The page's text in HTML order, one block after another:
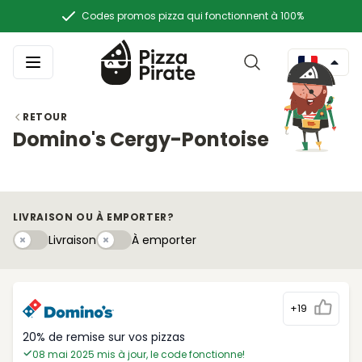
Codes promos pizza qui fonctionnent à 100%
RETOUR
Domino's Cergy-Pontoise
LIVRAISON OU À EMPORTER?
LivraisonLivraisonÀ emportery
À emporter
+19
20% de remise sur vos pizzas
08 mai 2025 mis à jour, le code fonctionne!